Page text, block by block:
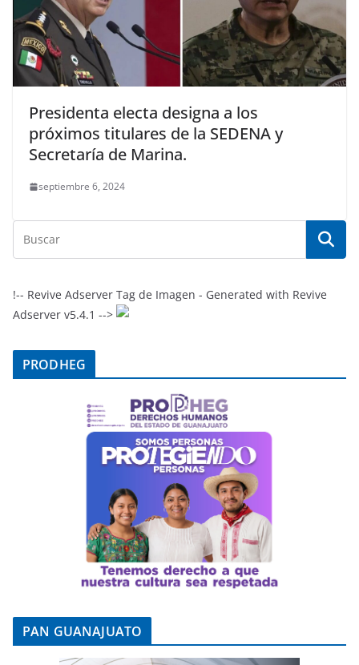
Presidenta electa designa a los
próximos titulares de la SEDENA y
Secretaría de Marina.
septiembre 6, 2024
!-- Revive Adserver Tag de Imagen - Generated with Revive
Adserver v5.4.1 -->
PRODHEG
PAN GUANAJUATO